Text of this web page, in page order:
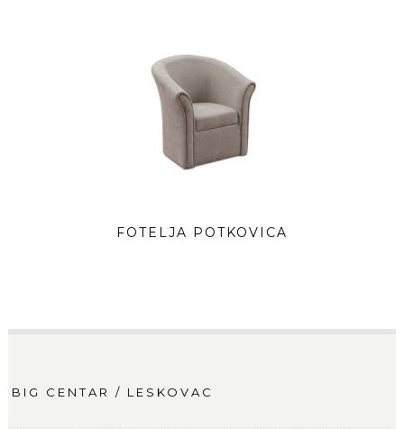
FOTELJA POTKOVICA
BIG CENTAR / LESKOVAC